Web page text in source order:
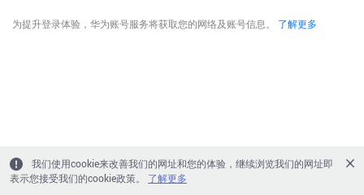
为提升登录体验，华为账号服务将获取您的网络及账号信息。 了解更多
我们使用cookie来改善我们的网址和您的体验，继续浏览我们的网址即
表示您接受我们的cookie政策。
了解更多